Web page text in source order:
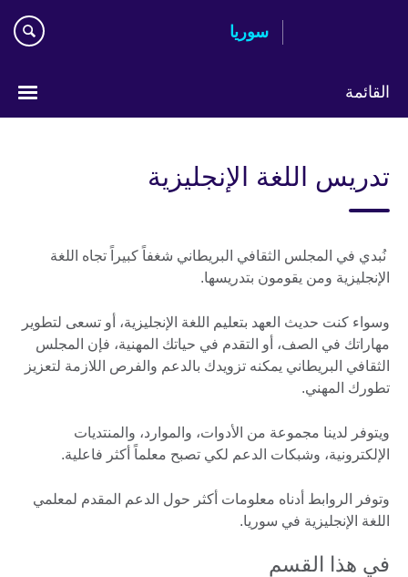
سوريا
القائمة
language
تدريس اللغة الإنجليزية
نُبدي في المجلس الثقافي البريطاني شغفاً كبيراً تجاه اللغة
الإنجليزية ومن يقومون بتدريسها.
وسواء كنت حديث العهد بتعليم اللغة الإنجليزية، أو تسعى لتطوير
مهاراتك في الصف، أو التقدم في حياتك المهنية، فإن المجلس
الثقافي البريطاني يمكنه تزويدك بالدعم والفرص اللازمة لتعزيز
تطورك المهني.
ويتوفر لدينا مجموعة من الأدوات، والموارد، والمنتديات
الإلكترونية، وشبكات الدعم لكي تصبح معلماً أكثر فاعلية.
وتوفر الروابط أدناه معلومات أكثر حول الدعم المقدم لمعلمي
اللغة الإنجليزية في سوريا.
في هذا القسم